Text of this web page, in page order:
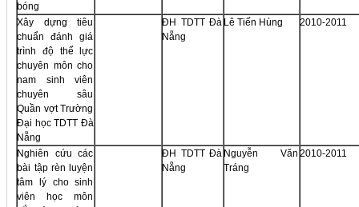
bóng
Xây dựng tiêu
chuẩn đánh giá
trình độ thể lực
chuyên môn cho
nam sinh viên
chuyên sâu
Quần vợt Trường
Đại học TDTT Đà
Nẵng
ĐH TDTT Đà
Nẵng
Lê Tiến Hùng 2010-2011
Nghiên cứu các
bài tập rèn luyện
tâm lý cho sinh
viên học môn
ĐH TDTT Đà
Nẵng
Nguyễn Văn
Tráng
2010-2011